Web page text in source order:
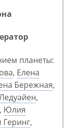
планеты:
, Елена
Бережная,
,
, Юлия
Геринг,